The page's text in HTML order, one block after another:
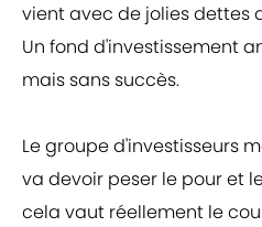
vient avec de jolies dettes
Un fond d'investissement
mais sans succès.
Le groupe d'investisseurs
va devoir peser le pour et
cela vaut réellement le